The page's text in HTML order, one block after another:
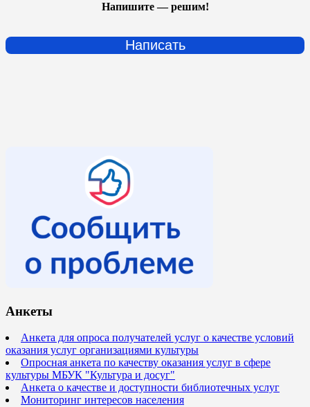
Напишите — решим!
Написать
Анкеты
Анкета для опроса получателей услуг о качестве условий
оказания услуг организациями культуры
Опросная анкета по качеству оказания услуг в сфере
культуры МБУК "Культура и досуг"
Анкета о качестве и доступности библиотечных услуг
Мониторинг интересов населения